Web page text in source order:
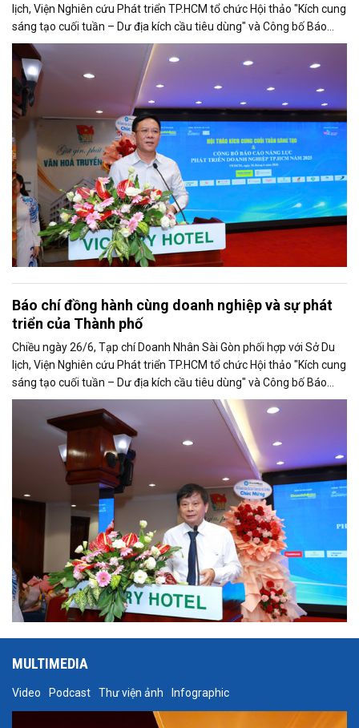
lịch, Viện Nghiên cứu Phát triển TP.HCM tổ chức Hội thảo "Kích cung
sáng tạo cuối tuần – Dư địa kích cầu tiêu dùng" và Công bố Báo
cáo năng lực phát triển doanh nghiệp TP.HCM năm 2025. Trân
trọng giới thiệu phát biểu của ông Nguyễn Ngọc Hồi - Phó Giám đốc
Sở Văn hoá - Thể thao TP.HCM tại Hội thảo.
Báo chí đồng hành cùng doanh nghiệp và sự phát
triển của Thành phố
Chiều ngày 26/6, Tạp chí Doanh Nhân Sài Gòn phối hợp với Sở Du
lịch, Viện Nghiên cứu Phát triển TP.HCM tổ chức Hội thảo "Kích cung
sáng tạo cuối tuần – Dư địa kích cầu tiêu dùng" và Công bố Báo
cáo năng lực phát triển doanh nghiệp TP.HCM năm 2025. Trân
trọng giới thiệu phát biểu của ông Trần Trọng Dũng - Phó Chủ tịch
Hội Nhà báo Việt Nam tại Hội thảo.
MULTIMEDIA
Video Podcast Thư viện ảnh Infographic